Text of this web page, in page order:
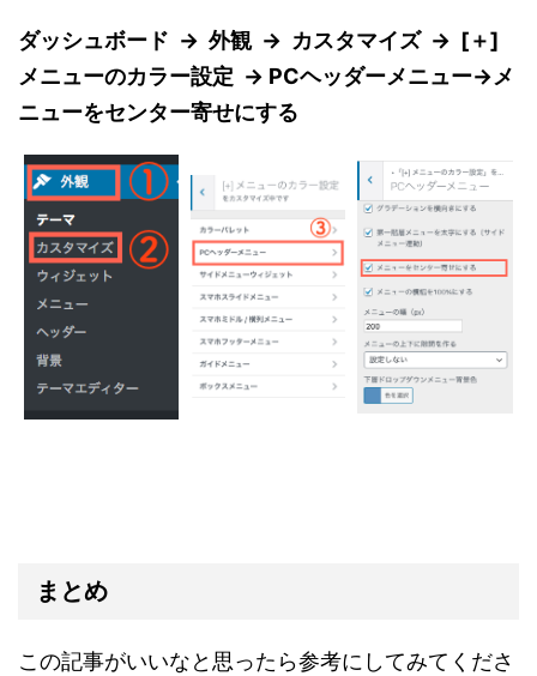
ダッシュボード → 外観 → カスタマイズ → [＋]
メニューのカラー設定 → PCヘッダーメニュー→メ
ニューをセンター寄せにする
まとめ
この記事がいいなと思ったら参考にしてみてくださ